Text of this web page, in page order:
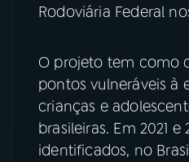
YouTube
Instagram
Rodoviária Federal
O projeto tem como
pontos vulneráveis à
crianças e
brasileiras. Em 2021 e
identificados, no